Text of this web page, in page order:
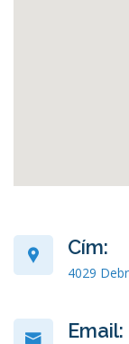
Cím:
4029
Email: